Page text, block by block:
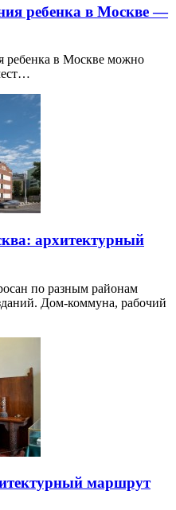
ребенка в Москве —
ребенка в Москве можно
архитектурный
по разным районам
Дом-коммуна, рабочий
маршрут